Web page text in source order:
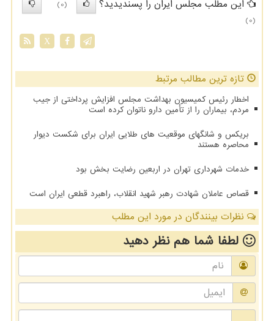
این مطلب مجلس ایران را پسندیدید؟
(0)
(0)
X
تازه ترین مطالب مرتبط
اخطار رئیس کمیسیون بهداشت مجلس افزایش پرداختی از جیب
مردم، بیماران را از تأمین دارو ناتوان کرده است
بریکس و شانگهای موقعیت های طلایی ایران برای شکست دیوار
محاصره هستند
خدمات شهرداری تهران در اربعین رضایت بخش بود
قصاص عاملان شهادت رهبر شهید انقلاب، راهبرد قطعی ایران است
نظرات بینندگان در مورد این مطلب
لطفا شما همنظر دهید